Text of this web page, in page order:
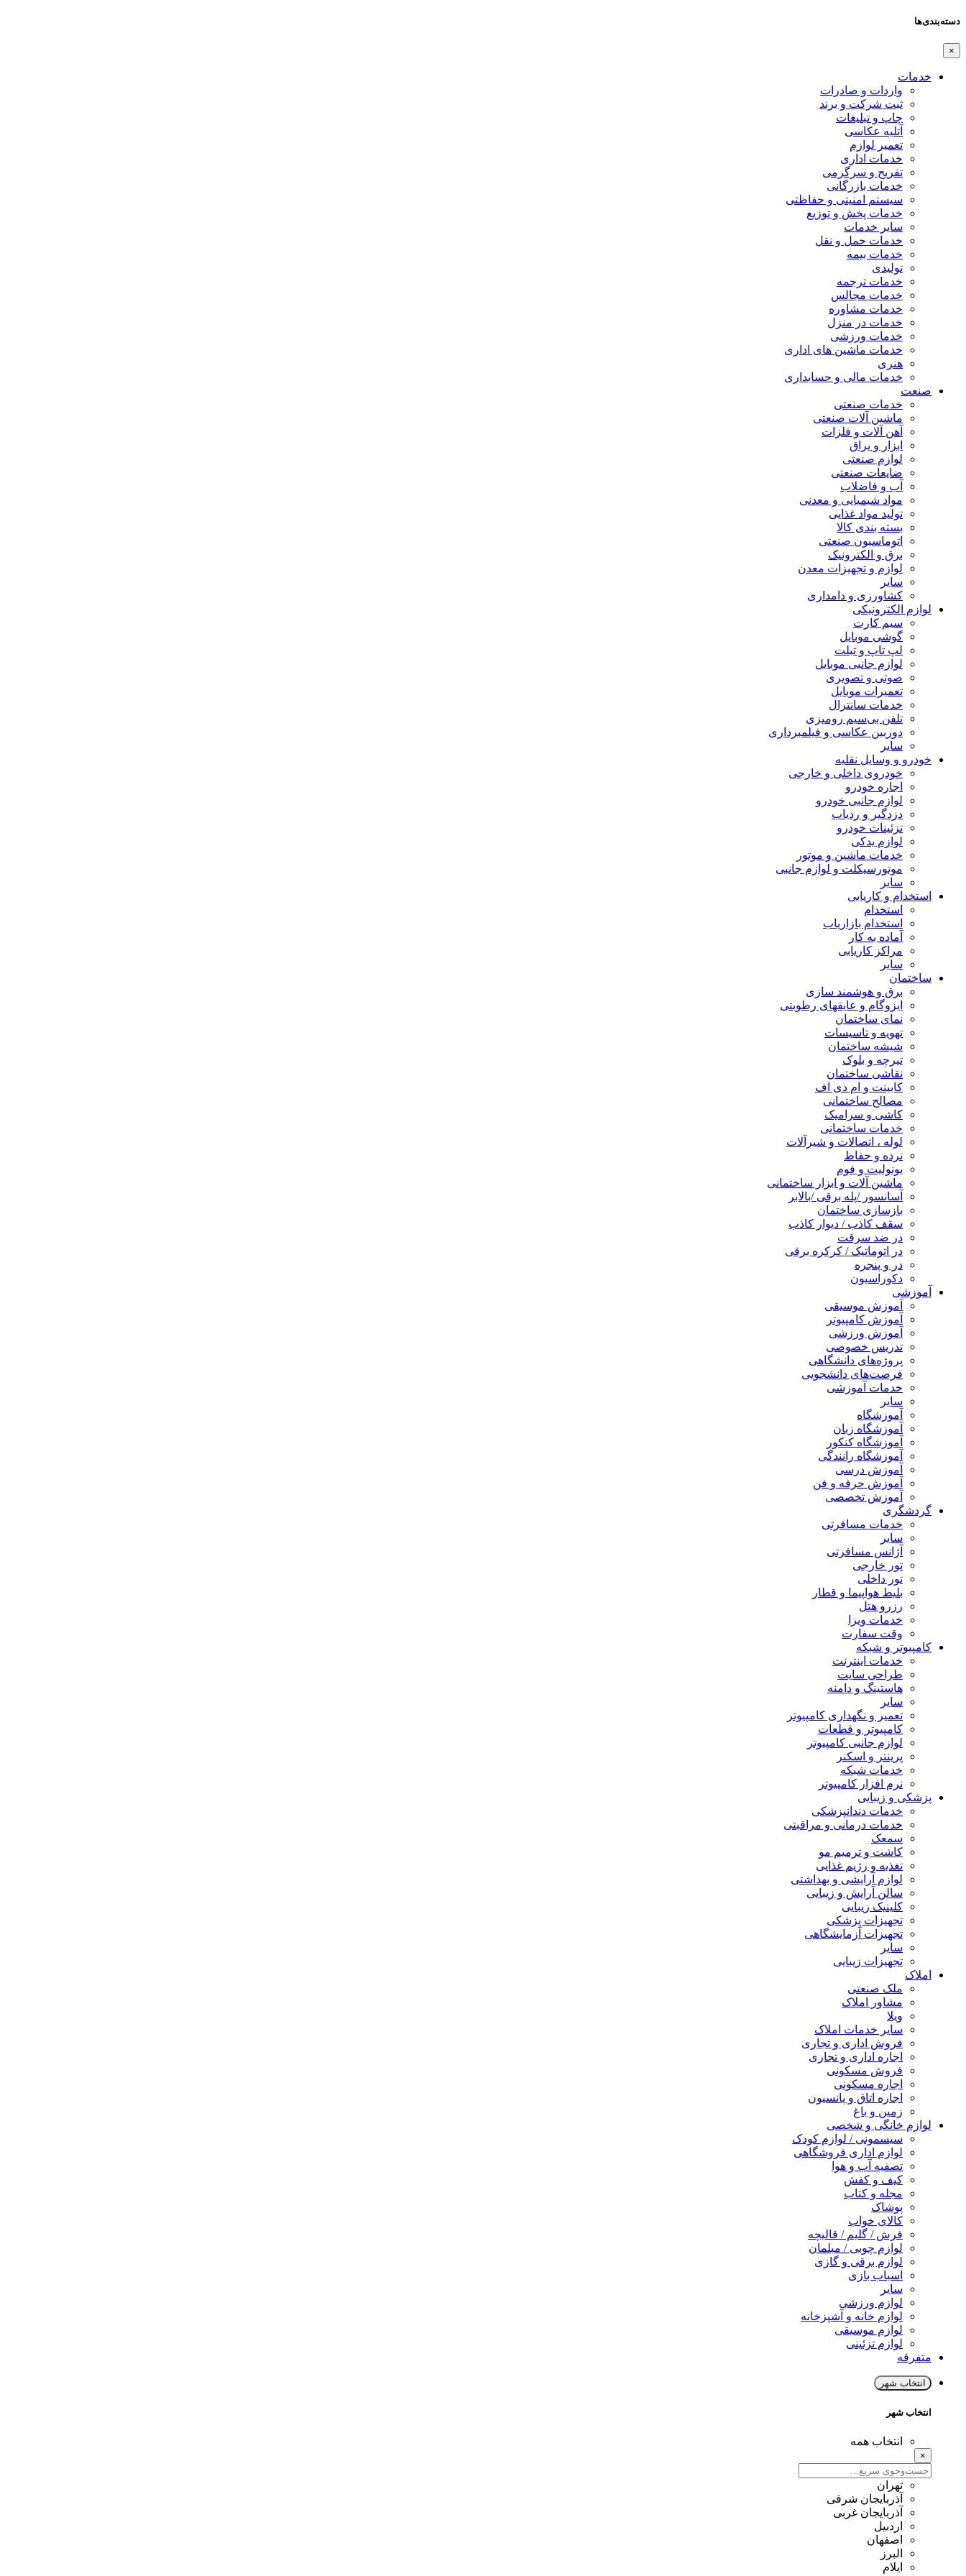
دسته‌بندی‌ها
×
خدمات
واردات و صادرات
ثبت شرکت و برند
چاپ و تبلیغات
آتلیه عکاسی
تعمیر لوازم
خدمات اداری
تفریح و سرگرمی
خدمات بازرگانی
سیستم امنیتی و حفاظتی
خدمات پخش و توزیع
سایر خدمات
خدمات حمل و نقل
خدمات بیمه
تولیدی
خدمات ترجمه
خدمات مجالس
خدمات مشاوره
خدمات در منزل
خدمات ورزشی
خدمات ماشین های اداری
هنری
خدمات مالی و حسابداری
صنعت
خدمات صنعتی
ماشین آلات صنعتی
آهن آلات و فلزات
ابزار و یراق
لوازم صنعتی
ضایعات صنعتی
آب و فاضلاب
مواد شیمیایی و معدنی
تولید مواد غذایی
بسته بندی کالا
اتوماسیون صنعتی
برق و الکترونیک
لوازم و تجهیزات معدن
سایر
کشاورزی و دامداری
لوازم الکترونیکی
سیم کارت
گوشی موبایل
لپ تاپ و تبلت
لوازم جانبی موبایل
صوتی و تصویری
تعمیرات موبایل
خدمات سانترال
تلفن بی‌سیم رومیزی
دوربین عکاسی و فیلمبرداری
سایر
خودرو و وسایل نقلیه
خودروی داخلی و خارجی
اجاره خودرو
لوازم جانبی خودرو
دزدگیر و ردیاب
تزئینات خودرو
لوازم یدکی
خدمات ماشین و موتور
موتورسیکلت و لوازم جانبی
سایر
استخدام و کاریابی
استخدام
استخدام بازاریاب
آماده به کار
مراکز کاریابی
سایر
ساختمان
برق و هوشمند سازی
ایزوگام و عایقهای رطوبتی
نمای ساختمان
تهویه و تاسیسات
شیشه ساختمان
تیرچه و بلوک
نقاشی ساختمان
کابینت و ام دی اف
مصالح ساختمانی
کاشی و سرامیک
خدمات ساختمانی
لوله ، اتصالات و شیرآلات
نرده و حفاظ
یونولیت و فوم
ماشین آلات و ابزار ساختمانی
آسانسور /پله برقی /بالابر
بازسازی ساختمان
سقف کاذب / دیوار کاذب
در ضد سرقت
در اتوماتیک / کرکره برقی
در و پنجره
دکوراسیون
آموزشی
آموزش موسیقی
آموزش کامپیوتر
آموزش ورزشی
تدریس خصوصی
پروژه‌های دانشگاهی
فرصت‌های دانشجویی
خدمات آموزشی
سایر
آموزشگاه
آموزشگاه زبان
آموزشگاه کنکور
آموزشگاه رانندگی
آموزش درسی
آموزش حرفه و فن
آموزش تخصصی
گردشگری
خدمات مسافرتی
سایر
آژانس مسافرتی
تور خارجی
تور داخلی
بلیط هواپیما و قطار
رزرو هتل
خدمات ویزا
وقت سفارت
کامپیوتر و شبکه
خدمات اینترنت
طراحی سایت
هاستینگ و دامنه
سایر
تعمیر و نگهداری کامپیوتر
کامپیوتر و قطعات
لوازم جانبی کامپیوتر
پرینتر و اسکنر
خدمات شبکه
نرم افزار کامپیوتر
پزشکی و زیبایی
خدمات دندانپزشکی
خدمات درمانی و مراقبتی
سمعک
کاشت و ترمیم مو
تغذیه و رژیم غذایی
لوازم آرایشی و بهداشتی
سالن آرایش و زیبایی
کلینیک زیبایی
تجهیزات پزشکی
تجهیزات آزمایشگاهی
سایر
تجهیزات زیبایی
املاک
ملک صنعتی
مشاور املاک
ویلا
سایر خدمات املاک
فروش اداری و تجاری
اجاره اداری و تجاری
فروش مسکونی
اجاره مسکونی
اجاره اتاق و پانسیون
زمین و باغ
لوازم خانگی و شخصی
سیسمونی / لوازم کودک
لوازم اداری فروشگاهی
تصفیه آب و هوا
کیف و کفش
مجله و کتاب
پوشاک
کالای خواب
فرش / گلیم / قالیچه
لوازم چوبی / مبلمان
لوازم برقی و گازی
اسباب بازی
سایر
لوازم ورزشی
لوازم خانه و آشپزخانه
لوازم موسیقی
لوازم تزئینی
متفرقه
انتخاب شهر
انتخاب شهر
انتخاب همه
×
تهران
آذربایجان شرقی
آذربایجان غربی
اردبیل
اصفهان
البرز
ایلام